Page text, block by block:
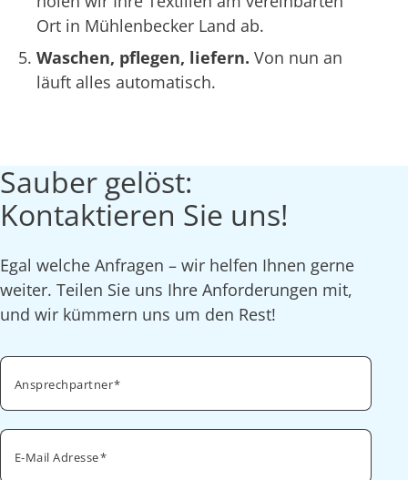
Ort in Mühlenbecker Land ab.
Waschen, pflegen, liefern. Von nun an
läuft alles automatisch.
Sauber gelöst:
Kontaktieren Sie uns!
Egal welche Anfragen – wir helfen Ihnen gerne
weiter. Teilen Sie uns Ihre Anforderungen mit,
und wir kümmern uns um den Rest!
Ansprechpartner
E-Mail Adresse